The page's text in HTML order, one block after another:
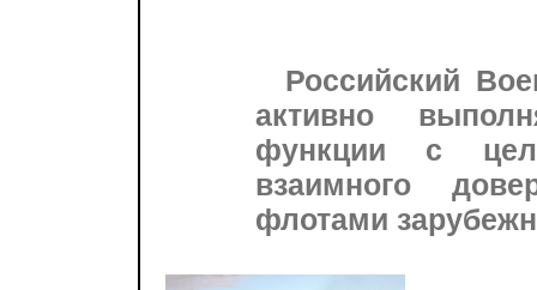
Российский
активно
функции с
взаимного
флотами